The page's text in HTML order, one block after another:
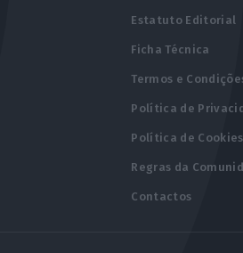
Estatuto Editorial
Ficha Técnica
Termos e
Política de
Política de Cookies
Regras da
Contactos